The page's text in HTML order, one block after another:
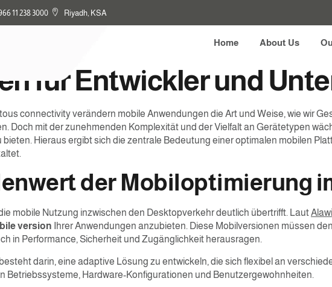
11 238 3000 Riyadh, KSA
Home About Us
Mobile Experiences in
für Entwickler und
connectivity verändern mobile Anwendungen die Art und Weise, wie wir
Doch mit der zunehmenden Komplexität und der Vielfalt an Gerätetypen
bieten. Hieraus ergibt sich die zentrale Bedeutung einer optimalen mobilen
der Mobiloptimierung
mobile Nutzung inzwischen den Desktopverkehr deutlich übertrifft. Laut
version Ihrer Anwendungen anzubieten. Diese Mobilversionen müssen
in Performance, Sicherheit und Zugänglichkeit herausragen.
darin, eine adaptive Lösung zu entwickeln, die sich flexibel an
Betriebssysteme, Hardware-Konfigurationen und Benutzergewohnheiten.